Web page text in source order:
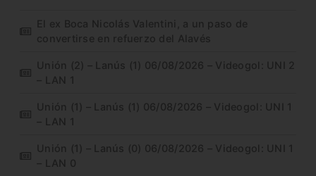
El ex Boca Nicolás Valentini, a un paso de
convertirse en refuerzo del Alavés
Unión (2) – Lanús (1) 06/08/2026 – Videogol: UNI 2
– LAN 1
Unión (1) – Lanús (1) 06/08/2026 – Videogol: UNI 1
– LAN 1
Unión (1) – Lanús (0) 06/08/2026 – Videogol: UNI 1
– LAN 0